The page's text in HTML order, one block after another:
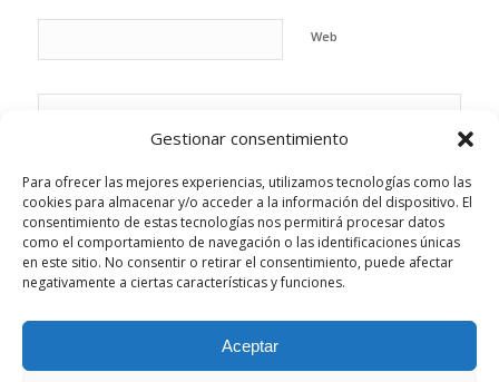
Gestionar consentimiento
Para ofrecer las mejores experiencias, utilizamos tecnologías como las
cookies para almacenar y/o acceder a la información del dispositivo. El
consentimiento de estas tecnologías nos permitirá procesar datos
como el comportamiento de navegación o las identificaciones únicas
en este sitio. No consentir o retirar el consentimiento, puede afectar
negativamente a ciertas características y funciones.
Aceptar
Web
Esta web utiliza cookies propias y de terceros para analizar su